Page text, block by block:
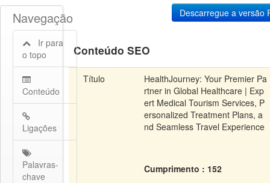
Navegação
Ir para
o topo
Conteúdo
Ligações
Palavras-
chave
Conteúdo SEO
Título
HealthJourney: Your Premier Pa
rtner in Global Healthcare | Exp
ert Medical Tourism Services, P
ersonalized Treatment Plans, a
nd Seamless Travel Experience
Cumprimento : 152